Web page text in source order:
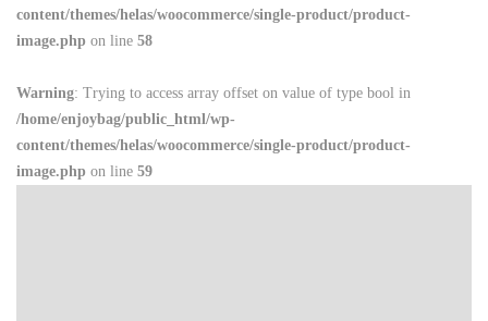
content/themes/helas/woocommerce/single-product/product-
image.php on line 58
Warning: Trying to access array offset on value of type bool in
/home/enjoybag/public_html/wp-
content/themes/helas/woocommerce/single-product/product-
image.php on line 59